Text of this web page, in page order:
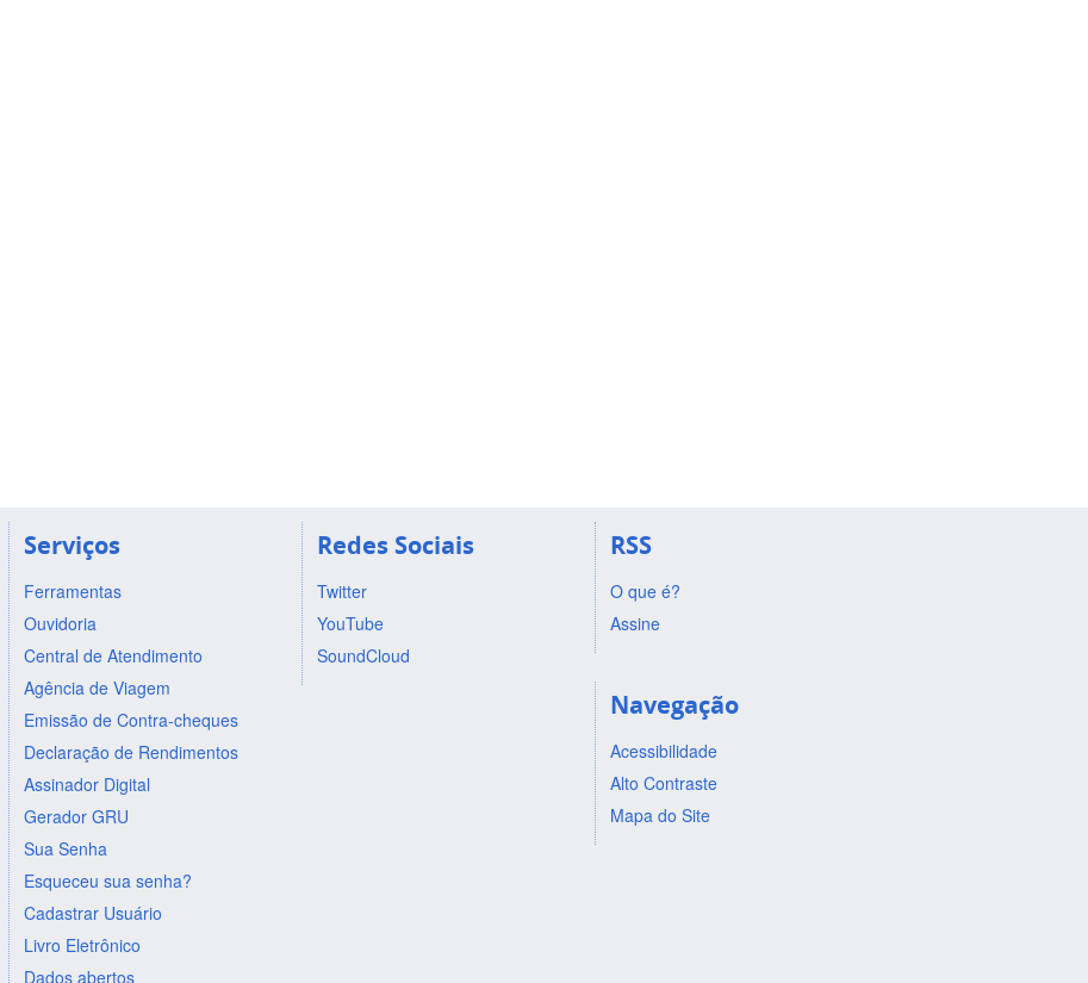
Serviços
Ferramentas
Ouvidoria
Central de Atendimento
Agência de Viagem
Emissão de Contra-cheques
Declaração de Rendimentos
Assinador Digital
Gerador GRU
Sua Senha
Esqueceu sua senha?
Cadastrar Usuário
Livro Eletrônico
Dados abertos
Redes Sociais
Twitter
YouTube
SoundCloud
RSS
O que é?
Assine
Navegação
Acessibilidade
Alto Contraste
Mapa do Site